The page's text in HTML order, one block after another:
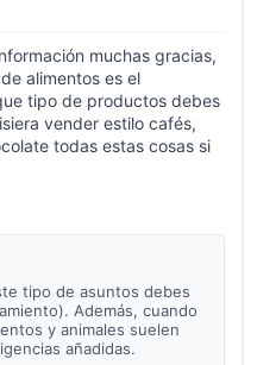
muchas gracias,
alimentos es el
tipo de productos debes
vender estilo cafés,
todas estas cosas si
tipo de asuntos debes
Además, cuando
y animales suelen
añadidas.